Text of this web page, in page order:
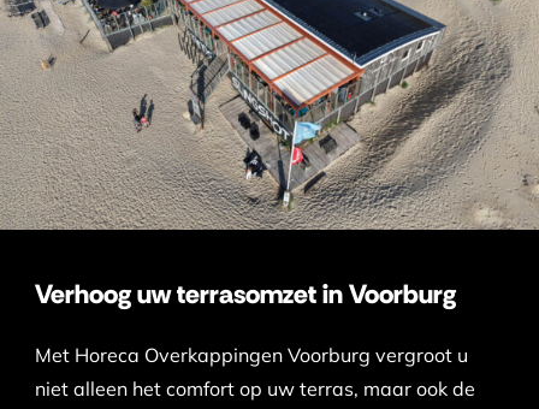
Verhoog uw terrasomzet in Voorburg
Met Horeca Overkappingen Voorburg vergroot u
niet alleen het comfort op uw terras, maar ook de